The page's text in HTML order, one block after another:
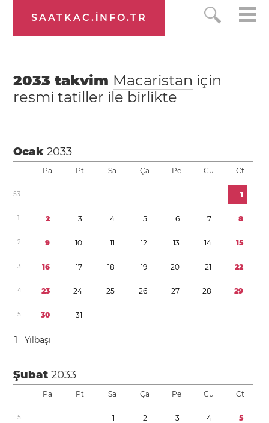
SAATKAC.INFO.TR
2033 takvim Macaristan için
resmi tatiller ile birlikte
Ocak2033
Pa Pt Sa Ça Pe Cu Ct
53 1
1 2 3 4 5 6 7 8
2 9 10 11 12 13 14 15
3 16 17 18 19 20 21 22
4 23 24 25 26 27 28 29
5 30 31
1 Yılbaşı
Şubat2033
Pa Pt Sa Ça Pe Cu Ct
5 1 2 3 4 5